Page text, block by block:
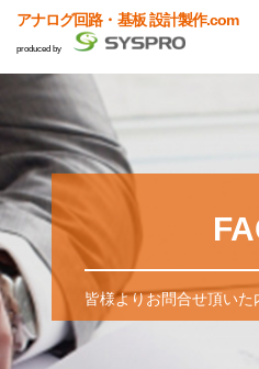
アナログ回路・基板 設計製作.com
produced by
皆様よりお問合せ頂い